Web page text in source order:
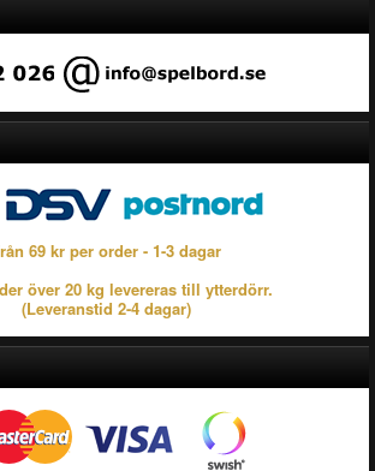
69 kr per order - 1-3 dagar
över 20 kg levereras till ytterdörr.
(Leveranstid 2-4 dagar)